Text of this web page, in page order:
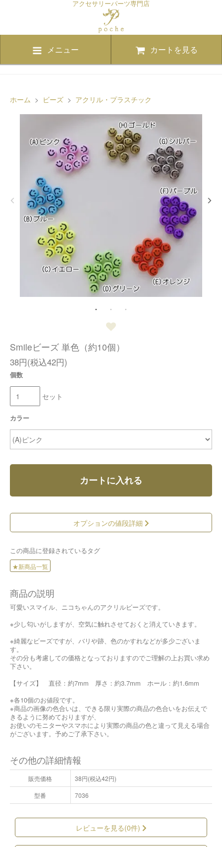
アクセサリーパーツ専門店
メニュー カートを見る
ホーム > ビーズ > アクリル・プラスチック
Smileビーズ 単色（約10個）
38円(税込42円)
個数
セット
カラー
カートに入れる
オプションの値段詳細
この商品に登録されているタグ
★新商品一覧
商品の説明
可愛いスマイル、ニコちゃんのアクリルビーズです。
※少し匂いがしますが、空気に触れさせておくと消えていきます。
※綺麗なビーズですが、バリや跡、色のかすれなどが多少ございま
す。
その分も考慮しての価格となっておりますのでご理解の上お買い求め
下さい。
【サイズ】 直径：約7mm 厚さ：約3.7mm ホール：約1.6mm
※各10個のお値段です。
※商品の画像の色合いは、できる限り実際の商品の色合いをお伝えで
きるように努めておりますが、
お使いのモニターやスマホにより実際の商品の色と違って見える場合
がございます。予めご了承下さい。
その他の詳細情報
販売価格
38円(税込42円)
型番
7036
レビューを見る(0件)